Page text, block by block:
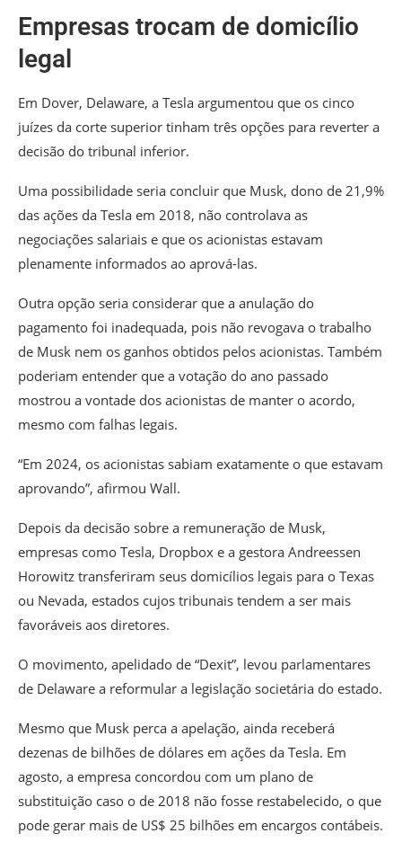
Empresas trocam de domicílio
legal
Em Dover, Delaware, a Tesla argumentou que os cinco
juízes da corte superior tinham três opções para reverter a
decisão do tribunal inferior.
Uma possibilidade seria concluir que Musk, dono de 21,9%
das ações da Tesla em 2018, não controlava as
negociações salariais e que os acionistas estavam
plenamente informados ao aprová-las.
Outra opção seria considerar que a anulação do
pagamento foi inadequada, pois não revogava o trabalho
de Musk nem os ganhos obtidos pelos acionistas. Também
poderiam entender que a votação do ano passado
mostrou a vontade dos acionistas de manter o acordo,
mesmo com falhas legais.
“Em 2024, os acionistas sabiam exatamente o que estavam
aprovando”, afirmou Wall.
Depois da decisão sobre a remuneração de Musk,
empresas como Tesla, Dropbox e a gestora Andreessen
Horowitz transferiram seus domicílios legais para o Texas
ou Nevada, estados cujos tribunais tendem a ser mais
favoráveis aos diretores.
O movimento, apelidado de “Dexit”, levou parlamentares
de Delaware a reformular a legislação societária do estado.
Mesmo que Musk perca a apelação, ainda receberá
dezenas de bilhões de dólares em ações da Tesla. Em
agosto, a empresa concordou com um plano de
substituição caso o de 2018 não fosse restabelecido, o que
pode gerar mais de US$ 25 bilhões em encargos contábeis.